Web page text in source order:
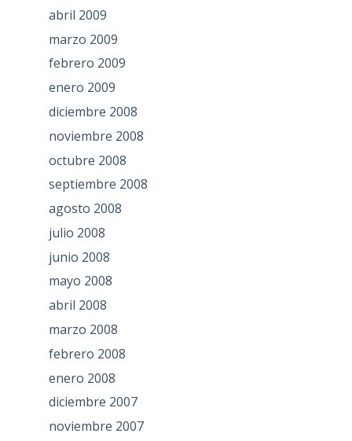
abril 2009
marzo 2009
febrero 2009
enero 2009
diciembre 2008
noviembre 2008
octubre 2008
septiembre 2008
agosto 2008
julio 2008
junio 2008
mayo 2008
abril 2008
marzo 2008
febrero 2008
enero 2008
diciembre 2007
noviembre 2007